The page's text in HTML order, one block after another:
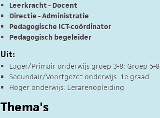
Leerkracht - Docent
Directie - Administratie
Pedagogische ICT-coördinator
Pedagogisch begeleider
Uit:
Lager/Primair onderwijs groep 3-8: Groep 5-8
Secundair/Voortgezet onderwijs: 1e graad
Hoger onderwijs: Lerarenopleiding
Thema's